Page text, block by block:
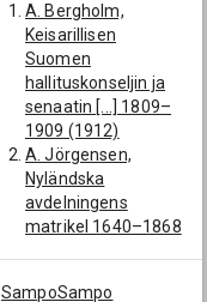
Sääksmäen
tuomiokunta;
4.6.1785]
Amnorin, Olof
Johan (1790-1852):
[Ala-Satakunnan
tuomiokunta; Ala-
Satakunta]
Wegelius, Gabriel
(1803-1861):
[kihlakunnantuomar
A. Bergholm,
Keisarillisen
Suomen
hallituskonseljin ja
senaatin [...] 1809–
1909 (1912)
A. Jörgensen,
Nyländska
avdelningens
matrikel 1640–1868
SampoSampo